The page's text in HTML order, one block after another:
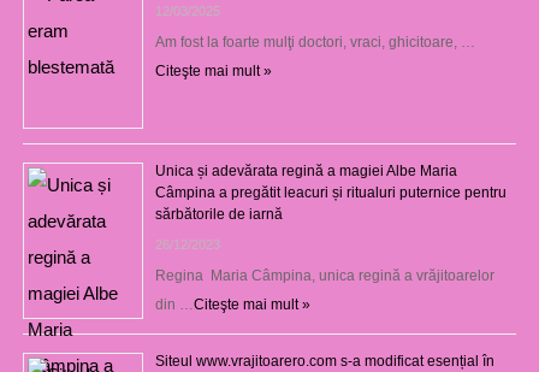
12/03/2025
Am fost la foarte mulţi doctori, vraci, ghicitoare, …
Citeşte mai mult »
Unica și adevărata regină a magiei Albe Maria
Câmpina a pregătit leacuri și ritualuri puternice pentru
sărbătorile de iarnă
26/12/2023
Regina Maria Câmpina, unica regină a vrăjitoarelor
din … Citeşte mai mult »
Siteul www.vrajitoarero.com s-a modificat esențial în